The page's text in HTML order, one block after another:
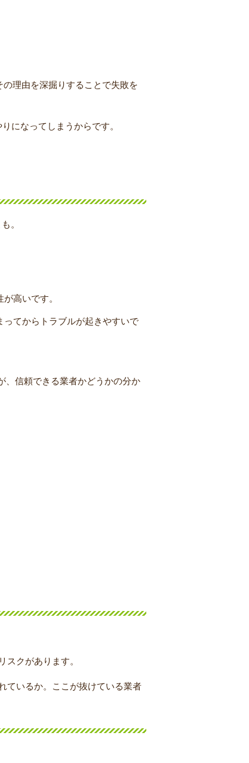
理由を深掘りすることで失敗を
になってしまうからです。
。
高いです。
てからトラブルが起きやすいで
、信頼できる業者かどうかの分か
クがあります。
ているか。ここが抜けている業者